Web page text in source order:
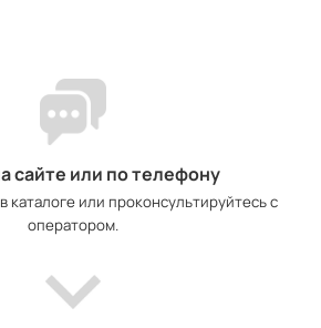
сайте или по телефону
каталоге или проконсультируйтесь с
оператором.